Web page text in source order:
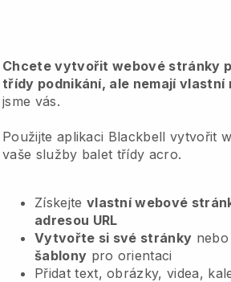
Chcete vytvořit webové stránky
třídy podnikání, ale nemají vlastní
jsme vás.
Použijte aplikaci Blackbell vytvořit
vaše služby balet třídy acro.
Získejte vlastní webové
adresou URL
Vytvořte si své stránky
šablony pro orientaci
Přidat text, obrázky, videa,